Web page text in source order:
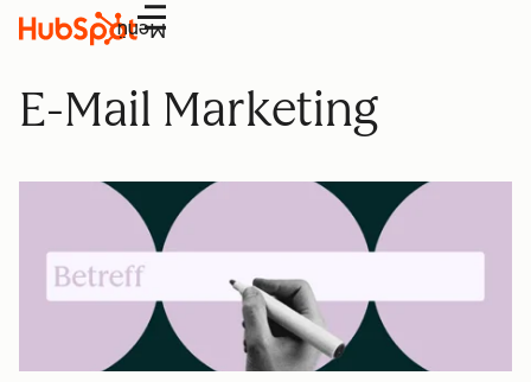
Menü
E-Mail Marketing